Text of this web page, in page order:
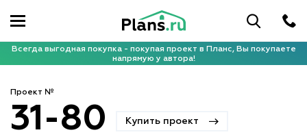
Всегда выгодная покупка - покупая проект в Планс, Вы покупаете
напрямую у автора!
Проект №
31-80 Купить проект